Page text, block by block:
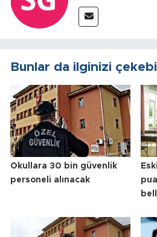
Bunlar da ilginizi
Okullara 30 bin güvenlik
personeli alınacak